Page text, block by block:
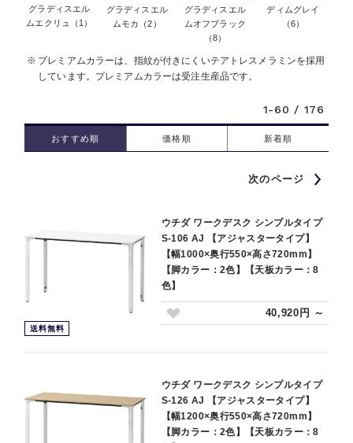
グラディスエル
ムエクリュ（1）
グラディスエル
ムモカ（2）
グラディスエル
ムオフブラック
（8）
ディムグレイ
（6）
プレミアムカラーは、指紋が付きにくいテアトレスメラミンを採用
しています。プレミアムカラーは受注生産品です。
1-60 / 176
おすすめ順 価格順 新着順
次のページ
送料無料
ウチダ ワークデスク シンプルタイプ
S-106 AJ 【アジャスタータイプ】
【幅1000×奥行550×高さ720mm】
【脚カラー：2色】【天板カラー：8
色】
40,920円 ～
ウチダ ワークデスク シンプルタイプ
S-126 AJ 【アジャスタータイプ】
【幅1200×奥行550×高さ720mm】
【脚カラー：2色】【天板カラー：8